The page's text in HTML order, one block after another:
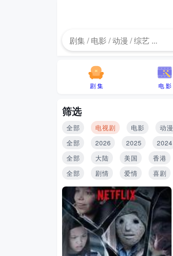
剧 集 电 影
筛选
全部 电视剧 电影 动漫
全部
2026 2025 2024
全部
大陆 美国 香港
全部
剧情 爱情 喜剧